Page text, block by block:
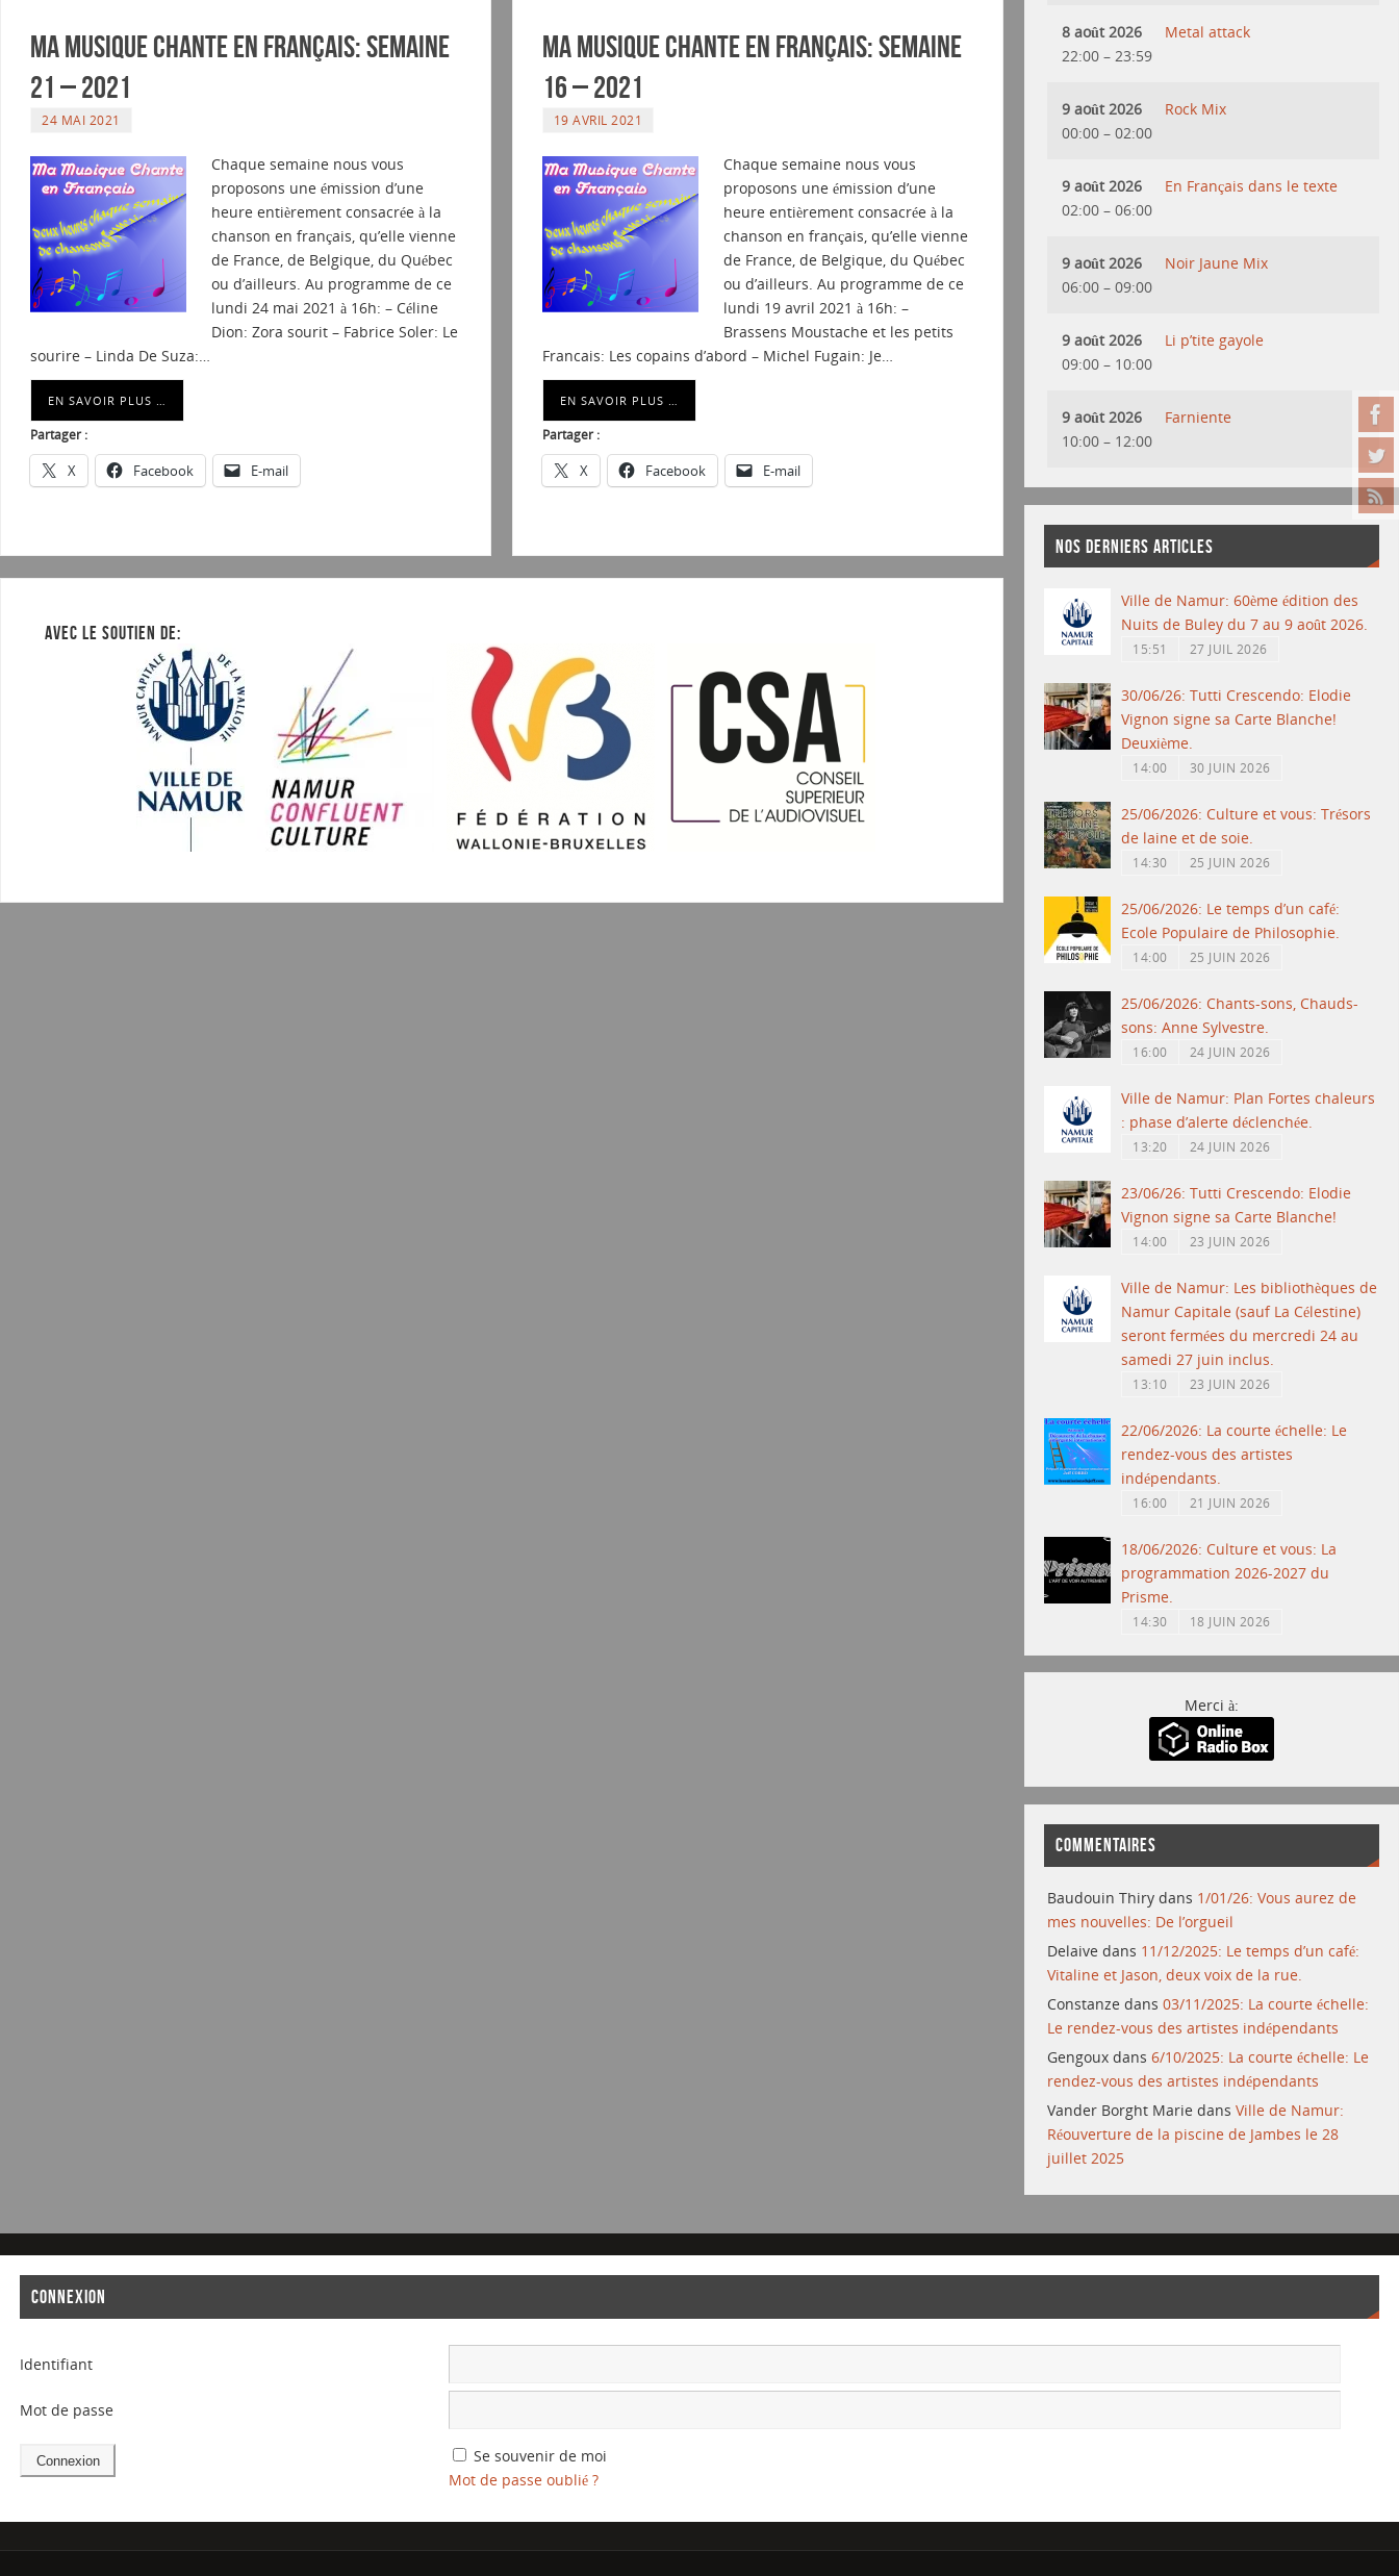
Ma musique chante en Français: Semaine
21 – 2021
24 MAI 2021
Chaque semaine nous vous
proposons une émission d’une
heure entièrement consacrée à la
chanson en français, qu’elle vienne
de France, de Belgique, du Québec
ou d’ailleurs. Au programme de ce
lundi 24 mai 2021 à 16h: – Céline
Dion: Zora sourit – Fabrice Soler: Le
sourire – Linda De Suza:…
EN SAVOIR PLUS …
Partager :
X Facebook E-mail
Ma musique chante en Français: Semaine
16 – 2021
19 AVRIL 2021
Chaque semaine nous vous
proposons une émission d’une
heure entièrement consacrée à la
chanson en français, qu’elle vienne
de France, de Belgique, du Québec
ou d’ailleurs. Au programme de ce
lundi 19 avril 2021 à 16h: –
Brassens Moustache et les petits
Francais: Les copains d’abord – Michel Fugain: Je…
EN SAVOIR PLUS …
Partager :
X Facebook E-mail
AVEC LE SOUTIEN DE:
8 août 2026
22:00 – 23:59
Metal attack
9 août 2026
00:00 – 02:00
Rock Mix
9 août 2026
02:00 – 06:00
En Français dans le texte
9 août 2026
06:00 – 09:00
Noir Jaune Mix
9 août 2026
09:00 – 10:00
Li p’tite gayole
9 août 2026
10:00 – 12:00
Farniente
NOS DERNIERS ARTICLES
Ville de Namur: 60ème édition des
Nuits de Buley du 7 au 9 août 2026.
15:51 27 JUIL 2026
30/06/26: Tutti Crescendo: Elodie
Vignon signe sa Carte Blanche!
Deuxième.
14:00 30 JUIN 2026
25/06/2026: Culture et vous: Trésors
de laine et de soie.
14:30 25 JUIN 2026
25/06/2026: Le temps d’un café:
Ecole Populaire de Philosophie.
14:00 25 JUIN 2026
25/06/2026: Chants-sons, Chauds-
sons: Anne Sylvestre.
16:00 24 JUIN 2026
Ville de Namur: Plan Fortes chaleurs
: phase d’alerte déclenchée.
13:20 24 JUIN 2026
23/06/26: Tutti Crescendo: Elodie
Vignon signe sa Carte Blanche!
14:00 23 JUIN 2026
Ville de Namur: Les bibliothèques de
Namur Capitale (sauf La Célestine)
seront fermées du mercredi 24 au
samedi 27 juin inclus.
13:10 23 JUIN 2026
22/06/2026: La courte échelle: Le
rendez-vous des artistes
indépendants.
16:00 21 JUIN 2026
18/06/2026: Culture et vous: La
programmation 2026-2027 du
Prisme.
14:30 18 JUIN 2026
Merci à:
COMMENTAIRES
Baudouin Thiry dans 1/01/26: Vous aurez de
mes nouvelles: De l’orgueil
Delaive dans 11/12/2025: Le temps d’un café:
Vitaline et Jason, deux voix de la rue.
Constanze dans03/11/2025: La courte échelle:
Le rendez-vous des artistes indépendants
Gengoux dans6/10/2025: La courte échelle: Le
rendez-vous des artistes indépendants
Vander Borght Marie dansVille de Namur:
Réouverture de la piscine de Jambes le 28
juillet 2025
CONNEXION
Identifiant
Mot de passe
Se souvenir de moi
Mot de passe oublié ?